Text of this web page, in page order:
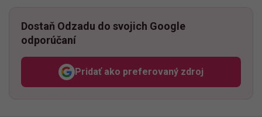
Dostaň Odzadu do svojich Google
odporúčaní
Pridať ako preferovaný zdroj
Odzadu, odkaz sa otvorí v